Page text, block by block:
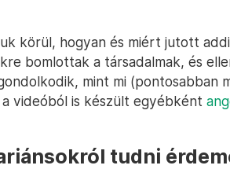
körül, hogyan és miért jutott
bomlottak a társadalmak, és
mint mi (pontosabban
videóból is készült egyébként
tudni